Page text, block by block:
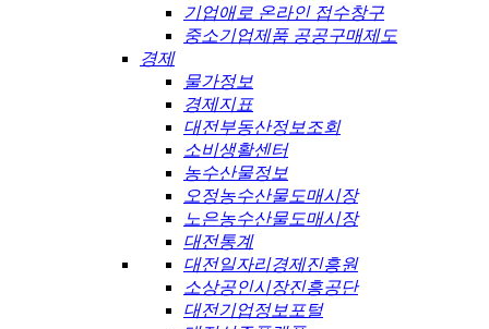
기업애로 온라인 접수창구
중소기업제품 공공구매제도
경제
물가정보
경제지표
대전부동산정보조회
소비생활센터
농수산물정보
오정농수산물도매시장
노은농수산물도매시장
대전통계
대전일자리경제진흥원
소상공인시장진흥공단
대전기업정보포털